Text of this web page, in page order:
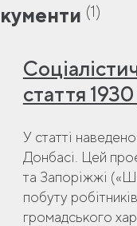
(1)
cтаття
У статті
Донбасі. Цей
та Запоріжжі
побуту
громадського